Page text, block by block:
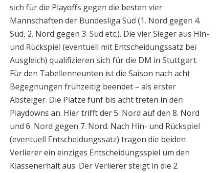
sich für die Playoffs gegen die besten vier
Mannschaften der Bundesliga Süd (1. Nord gegen 4.
Süd, 2. Nord gegen 3. Süd etc.). Die vier Sieger aus Hin-
und Rückspiel (eventuell mit Entscheidungssatz bei
Ausgleich) qualifizieren sich für die DM in Stuttgart.
Für den Tabellenneunten ist die Saison nach acht
Begegnungen frühzeitig beendet – als erster
Absteiger. Die Plätze fünf bis acht treten in den
Playdowns an. Hier trifft der 5. Nord auf den 8. Nord
und 6. Nord gegen 7. Nord. Nach Hin- und Rückspiel
(eventuell Entscheidungssatz) tragen die beiden
Verlierer ein einziges Entscheidungsspiel um den
Klassenerhalt aus. Der Verlierer steigt in die 2.